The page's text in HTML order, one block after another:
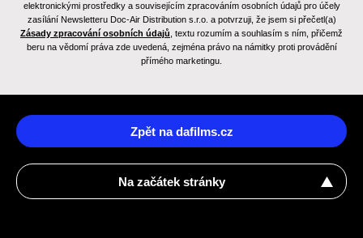
elektronickými prostředky a souvisejícím zpracováním osobních údajů pro účely
zasílání Newsletteru Doc-Air Distribution s.r.o. a potvrzuji, že jsem si přečetl(a)
Zásady zpracování osobních údajů , textu rozumím a souhlasím s ním, přičemž
beru na vědomí práva zde uvedená, zejména právo na námitky proti provádění
přímého marketingu.
Zpět na dafilms.cz
Na začátek stránky